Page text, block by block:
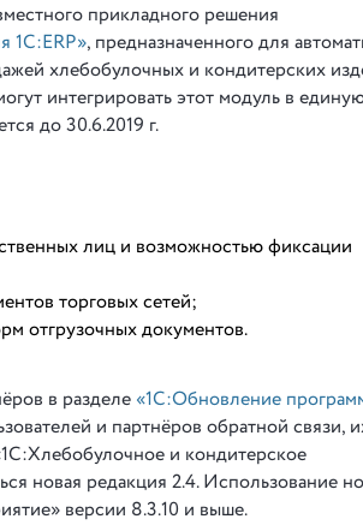
прикладного решения
1С:ERP», предназначенного для
хлебобулочных и кондитерских
интегрировать этот модуль в
до 30.6.2019 г.
лиц и возможностью фиксации
торговых сетей;
отгрузочных документов.
в разделе «1C:Обновление
и партнёров обратной связи,
и кондитерское
новая редакция 2.4. Использование
версии 8.3.10 и выше.